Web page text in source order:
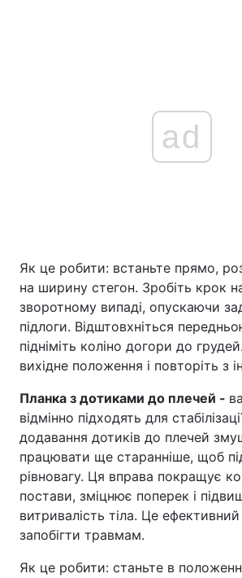
ad
Як це робити: встаньте прямо,
на ширину стегон. Зробіть крок
зворотному випаді, опускаючи
підлоги. Відштовхніться
підніміть коліно догори до
вихідне положення і повторіть з
Планка з дотиками до плечей -
відмінно підходять для
додавання дотиків до плечей
працювати ще старанніше, щоб
рівновагу. Ця вправа покращує
постави, зміцнює поперек і
витривалість тіла. Це ефективний
запобігти травмам.
Як це робити: станьте в